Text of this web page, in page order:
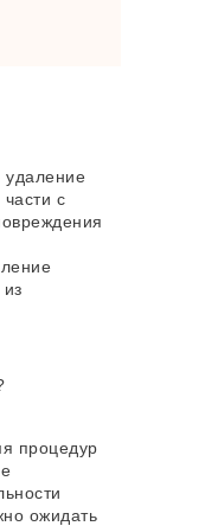
процедур
ожидать
удаление
с